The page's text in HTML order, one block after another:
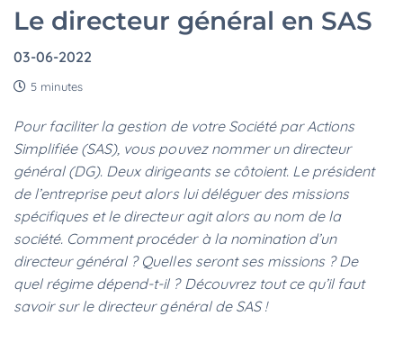
Le directeur général en SAS
03-06-2022
5 minutes
Pour faciliter la gestion de votre Société par Actions
Simplifiée (SAS), vous pouvez nommer un directeur
général (DG). Deux dirigeants se côtoient. Le président
de l’entreprise peut alors lui déléguer des missions
spécifiques et le directeur agit alors au nom de la
société. Comment procéder à la nomination d’un
directeur général ? Quelles seront ses missions ? De
quel régime dépend-t-il ? Découvrez tout ce qu’il faut
savoir sur le directeur général de SAS !